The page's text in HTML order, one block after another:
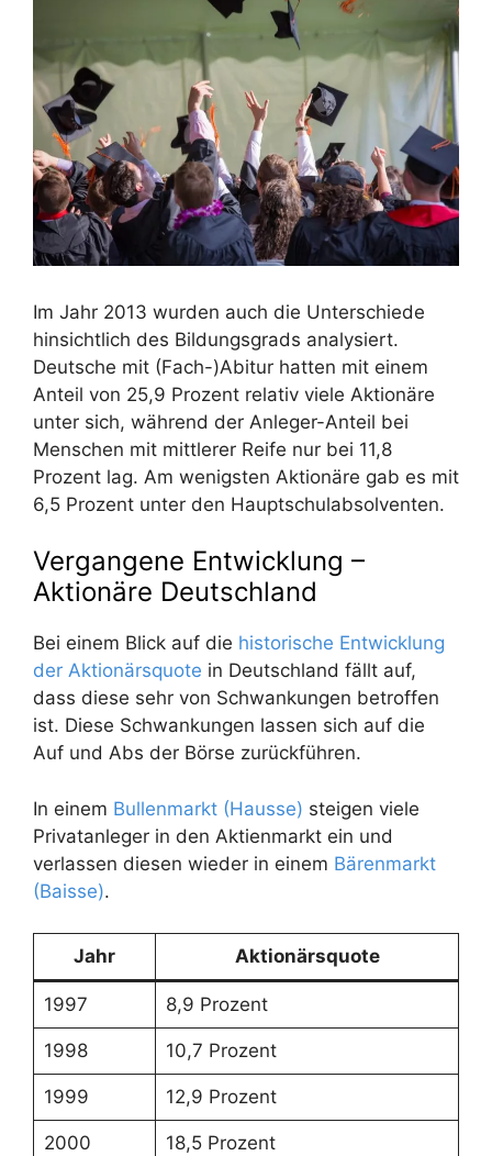
Im Jahr 2013 wurden auch die Unterschiede
hinsichtlich des Bildungsgrads analysiert.
Deutsche mit (Fach-)Abitur hatten mit einem
Anteil von 25,9 Prozent relativ viele Aktionäre
unter sich, während der Anleger-Anteil bei
Menschen mit mittlerer Reife nur bei 11,8
Prozent lag. Am wenigsten Aktionäre gab es mit
6,5 Prozent unter den Hauptschulabsolventen.
Vergangene Entwicklung –
Aktionäre Deutschland
Bei einem Blick auf die historische Entwicklung
der Aktionärsquote in Deutschland fällt auf,
dass diese sehr von Schwankungen betroffen
ist. Diese Schwankungen lassen sich auf die
Auf und Abs der Börse zurückführen.
In einem Bullenmarkt (Hausse) steigen viele
Privatanleger in den Aktienmarkt ein und
verlassen diesen wieder in einem Bärenmarkt
(Baisse).
Jahr Aktionärsquote
1997 8,9 Prozent
1998 10,7 Prozent
1999 12,9 Prozent
2000 18,5 Prozent